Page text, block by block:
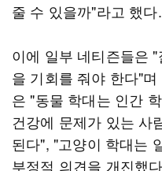
줄 수 있을까"라고 했다.
이에 일부 네티즌들은
을 기회를 줘야 한다"
은 "동물 학대는 인간
건강에 문제가 있는 사
된다", "고양이 학대는
부정적 의견을 개진했